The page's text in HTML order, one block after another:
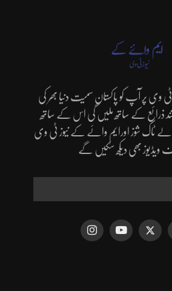
وی پر آپ کو پاکستان سمیت دنیا بھر کی
ذرائع کے ساتھ ملیں گی اس کے ساتھ
ٹاک شوز اورایم وائے کے نیوز ٹی وی
ویڈیوز بھی دیکھ سکیں گے